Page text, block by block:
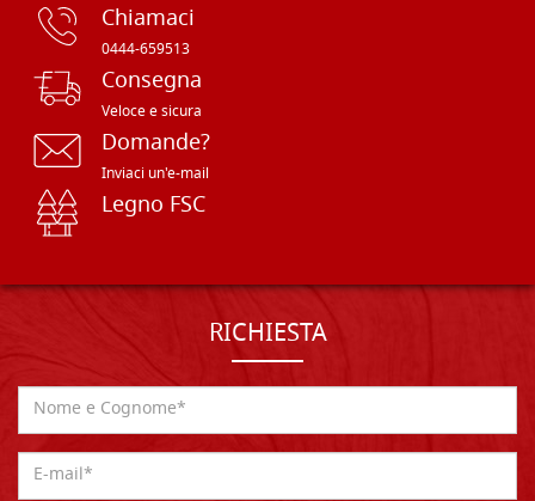
Chiamaci
0444-659513
Consegna
Veloce e sicura
Domande?
Inviaci un'e-mail
Legno FSC
RICHIESTA